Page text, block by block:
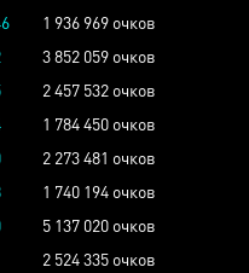
1 936 969 очков
3 852 059 очков
2 457 532 очков
1 784 450 очков
2 273 481 очков
1 740 194 очков
5 137 020 очков
2 524 335 очков